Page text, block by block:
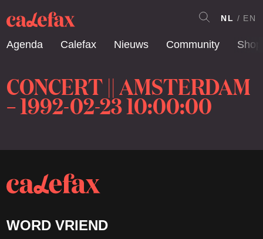
Agenda Calefax Nieuws Community Shop
NL EN
CONCERT || AMSTERDAM
– 1992-02-23 10:00:00
WORD VRIEND